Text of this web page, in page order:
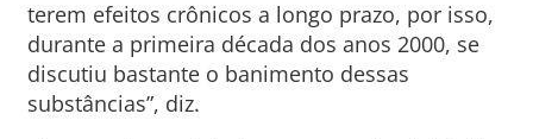
terem efeitos crônicos a longo prazo, por isso,
durante a primeira década dos anos 2000, se
discutiu bastante o banimento dessas
substâncias”, diz.